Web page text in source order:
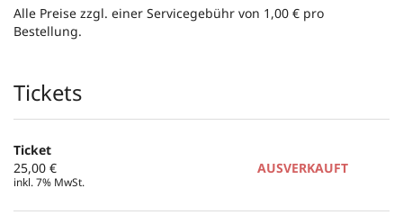
Alle Preise zzgl. einer Servicegebühr von 1,00 € pro
Bestellung.
Produkte
Tickets
Ticket
25,00 €
inkl. 7% MwSt.
AUSVERKAUFT